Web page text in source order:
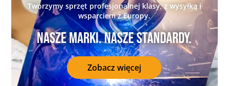
Tworzymy sprzęt profesjonalnej klasy, z wysyłką i
wsparciem z Europy.
Nasze marki. Nasze standardy.
Zobacz więcej